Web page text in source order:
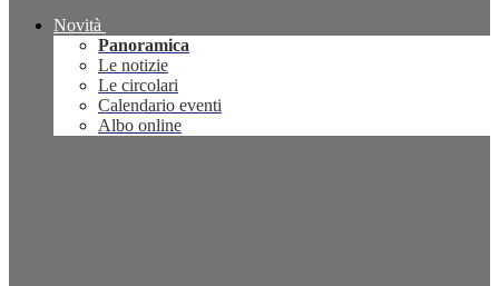
Novità
Panoramica
Le notizie
Le circolari
Calendario eventi
Albo online